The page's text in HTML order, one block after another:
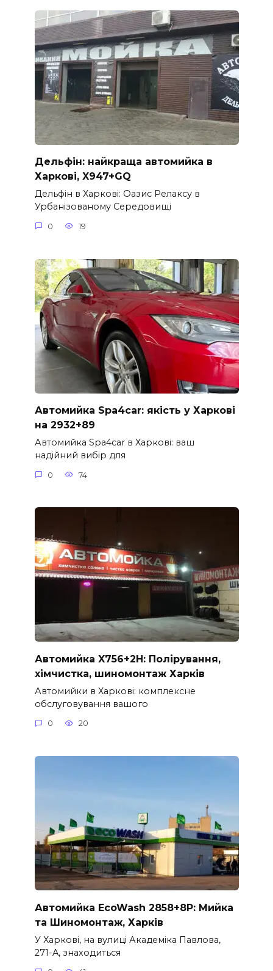
Дельфін: найкраща автомийка в
Харкові, X947+GQ
Дельфін в Харкові: Оазис Релаксу в
Урбанізованому Середовищі
0 19
Автомийка Spa4car: якість у Харкові
на 2932+89
Автомийка Spa4car в Харкові: ваш
надійний вибір для
0 74
Автомийка X756+2H: Полірування,
хімчистка, шиномонтаж Харків
Автомийки в Харкові: комплексне
обслуговування вашого
0 20
Автомийка EcoWash 2858+8P: Мийка
та Шиномонтаж, Харків
У Харкові, на вулиці Академіка Павлова,
271-A, знаходиться